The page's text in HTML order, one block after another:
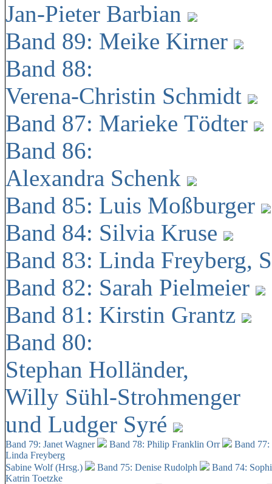
Jan-Pieter Barbian
Band 89: Meike Kirner
Band 88:
Verena-Christin Schmidt
Band 87: Marieke Tödter
Band 86:
Alexandra Schenk
Band 85: Luis Moßburger
Band 84: Silvia Kruse
Band 83: Linda Freyberg,
Band 82: Sarah Pielmeier
Band 81: Kirstin Grantz
Band 80:
Stephan Holländer,
Willy Sühl-Strohmenger
und Ludger Syré
Band 79: Janet Wagner Band 78: Philip Franklin Orr
Band
Linda Freyberg
Sabine Wolf (Hrsg.)
Band 75: Denise Rudolph
Band 74:
Katrin Toetzke